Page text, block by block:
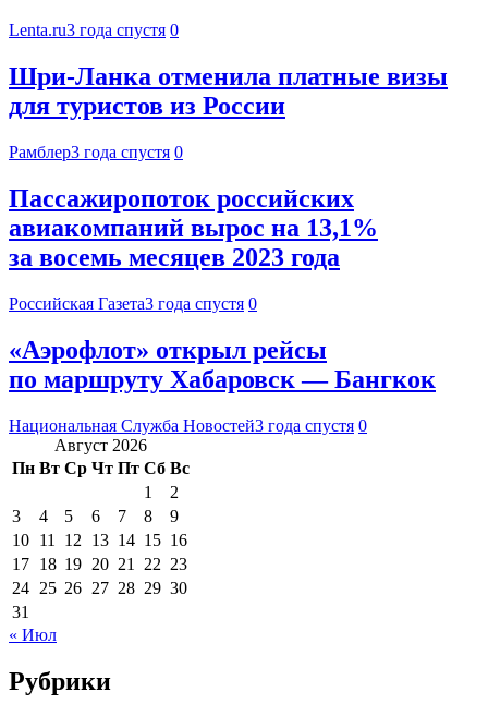
Lenta.ru3 года спустя 0
Шри-Ланка отменила платные визы
для туристов из России
Рамблер3 года спустя 0
Пассажиропоток российских
авиакомпаний вырос на 13,1%
за восемь месяцев 2023 года
Российская Газета3 года спустя 0
«Аэрофлот» открыл рейсы
по маршруту Хабаровск — Бангкок
Национальная Служба Новостей3 года спустя 0
Август 2026
Пн Вт Ср Чт Пт Сб Вс
1
2
3
4 5 6 7 8
9
10 11 12 13 14 15 16
17 18 19 20 21 22 23
24 25 26 27 28 29 30
31
« Июл
Рубрики